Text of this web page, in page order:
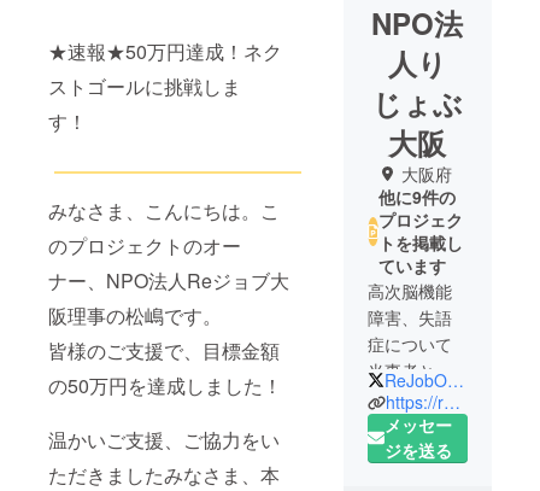
★速報★50万円達成！ネク
ストゴールに挑戦しま
す！
みなさま、こんにちは。こ
のプロジェクトのオー
ナー、NPO法人Reジョブ大
阪理事の松嶋です。
皆様のご支援で、目標金額
の50万円を達成しました！
温かいご支援、ご協力をい
ただきましたみなさま、本
NPO法
人り
じょぶ
大阪
大阪府
他に9件の
プロジェク
トを掲載し
ています
高次脳機能
障害、失語
症について
当事者とと
もに啓発活
動をしてい
る団体「り
ReJobOsaka
https://rejob-workers.com/
メッセー
ジを送る